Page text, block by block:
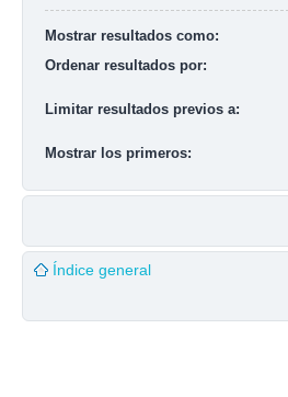
Mostrar resultados como:
Ordenar resultados por:
Limitar resultados previos a:
Mostrar los primeros:
Índice general